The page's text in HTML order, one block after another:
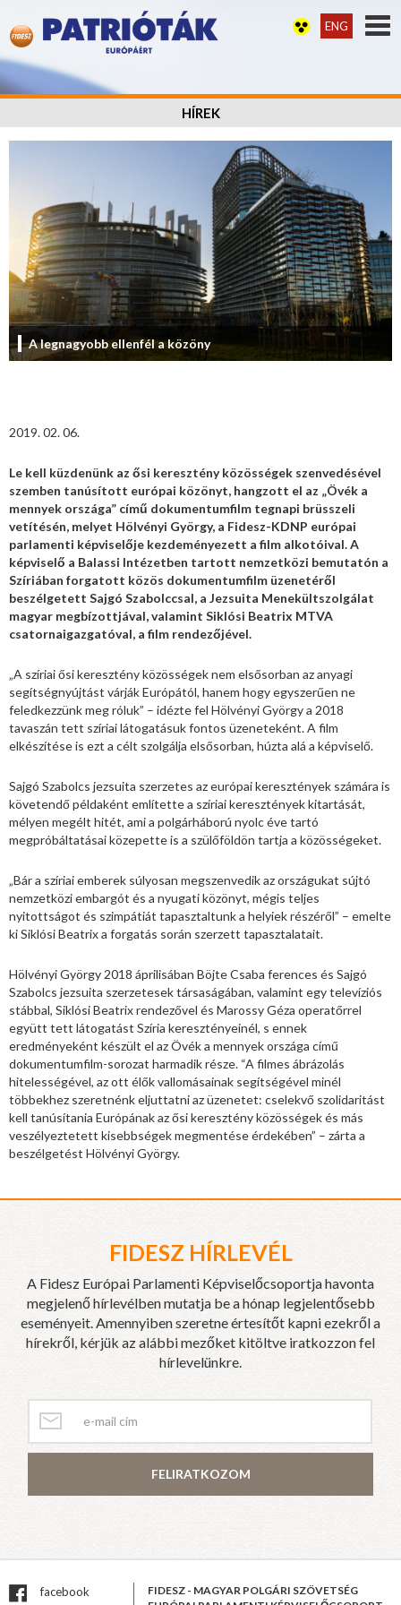
ENG
HÍREK
A legnagyobb ellenfél a közöny
2019. 02. 06.
Le kell küzdenünk az ősi keresztény közösségek szenvedésével
szemben tanúsított európai közönyt, hangzott el az „Övék a
mennyek országa” című dokumentumfilm tegnapi brüsszeli
vetítésén, melyet Hölvényi György, a Fidesz-KDNP európai
parlamenti képviselője kezdeményezett a film alkotóival. A
képviselő a Balassi Intézetben tartott nemzetközi bemutatón a
Szíriában forgatott közös dokumentumfilm üzenetéről
beszélgetett Sajgó Szabolccsal, a Jezsuita Menekültszolgálat
magyar megbízottjával, valamint Siklósi Beatrix MTVA
csatornaigazgatóval, a film rendezőjével.
„A szíriai ősi keresztény közösségek nem elsősorban az anyagi
segítségnyújtást várják Európától, hanem hogy egyszerűen ne
feledkezzünk meg róluk” – idézte fel Hölvényi György a 2018
tavaszán tett szíriai látogatásuk fontos üzeneteként. A film
elkészítése is ezt a célt szolgálja elsősorban, húzta alá a képviselő.
Sajgó Szabolcs jezsuita szerzetes az európai keresztények számára is
követendő példaként említette a szíriai keresztények kitartását,
mélyen megélt hitét, ami a polgárháború nyolc éve tartó
megpróbáltatásai közepette is a szülőföldön tartja a közösségeket.
„Bár a szíriai emberek súlyosan megszenvedik az országukat sújtó
nemzetközi embargót és a nyugati közönyt, mégis teljes
nyitottságot és szimpátiát tapasztaltunk a helyiek részéről” – emelte
ki Siklósi Beatrix a forgatás során szerzett tapasztalatait.
Hölvényi György 2018 áprilisában Böjte Csaba ferences és Sajgó
Szabolcs jezsuita szerzetesek társaságában, valamint egy televíziós
stábbal, Siklósi Beatrix rendezővel és Marossy Géza operatőrrel
együtt tett látogatást Szíria keresztényeinél, s ennek
eredményeként készült el az Övék a mennyek országa című
dokumentumfilm-sorozat harmadik része. “A filmes ábrázolás
hitelességével, az ott élők vallomásainak segítségével minél
többekhez szeretnénk eljuttatni az üzenetet: cselekvő szolidaritást
kell tanúsítania Európának az ősi keresztény közösségek és más
veszélyeztetett kisebbségek megmentése érdekében” – zárta a
beszélgetést Hölvényi György.
FIDESZ HÍRLEVÉL
A Fidesz Európai Parlamenti Képviselőcsoportja havonta
megjelenő hírlevélben mutatja be a hónap legjelentősebb
eseményeit. Amennyiben szeretne értesítőt kapni ezekről a
hírekről, kérjük az alábbi mezőket kitöltve iratkozzon fel
hírlevelünkre.
FELIRATKOZOM
facebook
FIDESZ - MAGYAR POLGÁRI SZÖVETSÉG